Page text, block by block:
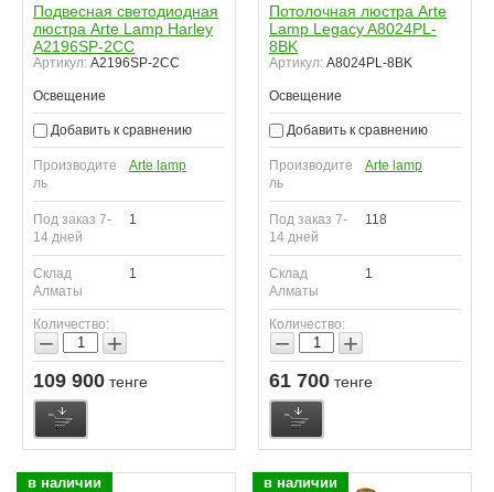
Подвесная светодиодная
люстра Arte Lamp Harley
A2196SP-2CC
Артикул: A2196SP-2CC
Освещение
Добавить к сравнению
Производите
ль
Arte lamp
Под заказ 7-
14 дней
1
Склад
Алматы
1
Количество:
− +
109 900 тенге
Потолочная люстра Arte
Lamp Legacy A8024PL-
8BK
Артикул: A8024PL-8BK
Освещение
Добавить к сравнению
Производите
ль
Arte lamp
Под заказ 7-
14 дней
118
Склад
Алматы
1
Количество:
− +
61 700 тенге
в наличии в наличии